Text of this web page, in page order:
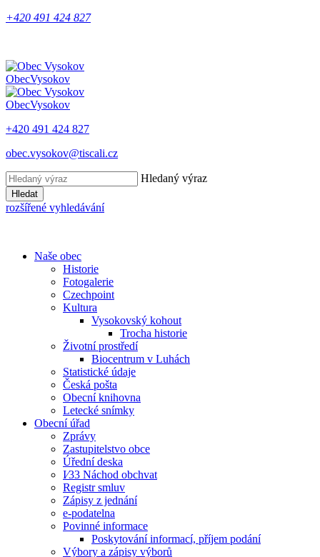
+420 491 424 827
ObecVysokov
ObecVysokov
+420 491 424 827
obec.vysokov@tiscali.cz
Hledaný výraz
Hledat
rozšířené vyhledávání
Naše obec
Historie
Fotogalerie
Czechpoint
Kultura
Vysokovský kohout
Trocha historie
Životní prostředí
Biocentrum v Luhách
Statistické údaje
Česká pošta
Obecní knihovna
Letecké snímky
Obecní úřad
Zprávy
Zastupitelstvo obce
Úřední deska
I⁄33 Náchod obchvat
Registr smluv
Zápisy z jednání
e-podatelna
Povinné informace
Poskytování informací, příjem podání
Výbory a zápisy výborů